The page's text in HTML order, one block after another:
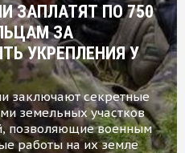
ЗАПЛАТЯТ ПО 750
ЗА
УКРЕПЛЕНИЯ У
заключают секретные
земельных участков
позволяющие военным
работы на их земле